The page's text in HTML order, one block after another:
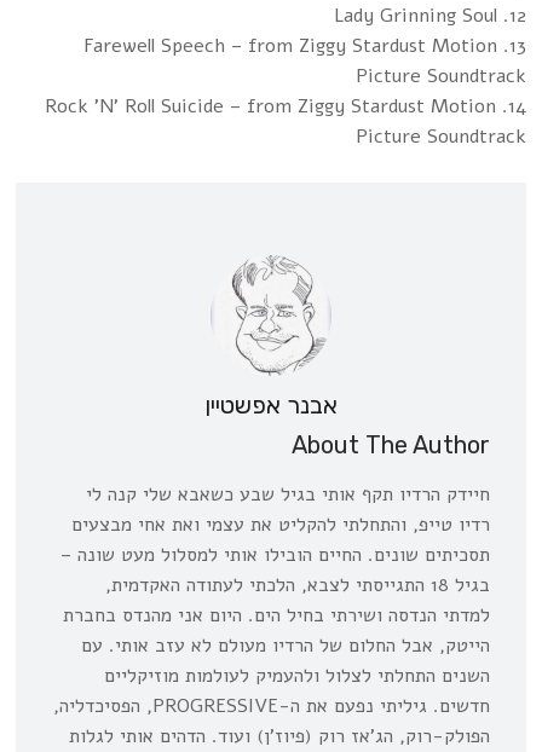
12. Lady Grinning Soul
13. Farewell Speech – from Ziggy Stardust Motion
Picture Soundtrack
14. Rock 'N' Roll Suicide – from Ziggy Stardust Motion
Picture Soundtrack
אבנר אפשטיין
About The Author
חיידק הרדיו תקף אותי בגיל שבע כשאבא שלי קנה לי
רדיו טייפ, והתחלתי להקליט את עצמי ואת אחי מבצעים
תסכיתים שונים. החיים הובילו אותי למסלול מעט שונה –
בגיל 18 התגייסתי לצבא, הלכתי לעתודה האקדמית,
למדתי הנדסה ושירתי בחיל הים. היום אני מהנדס בחברת
הייטק, אבל החלום של הרדיו מעולם לא עזב אותי. עם
השנים התחלתי לצלול ולהעמיק לעולמות מוזיקליים
חדשים. גיליתי נפעם את ה-PROGRESSIVE, הפסיכדליה,
הפולק-רוק, הג’אז רוק (פיוז’ן) ועוד. הדהים אותי לגלות